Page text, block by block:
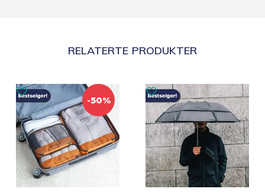
RELATERTE PRODUKTER
-50%